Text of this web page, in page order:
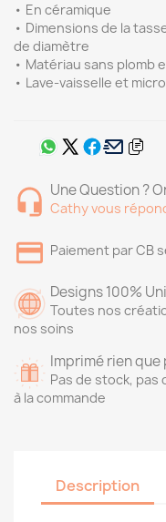
• En céramique
• Dimensions de la
de diamètre
• Matériau sans plomb
• Lave-vaisselle et
Une Question ?
Cathy vous
Paiement par CB
Designs 100%
Toutes nos
nos soins
Imprimé rien que
Pas de stock, pas
à la commande
Description